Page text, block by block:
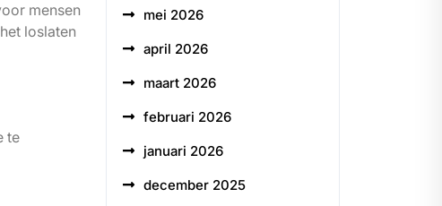
mensen
loslaten
te
mei 2026
april 2026
maart 2026
februari 2026
januari 2026
december 2025